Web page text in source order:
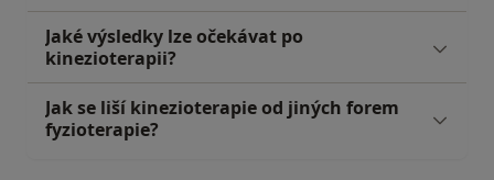
Jaké výsledky lze očekávat po
kinezioterapii?
Jak se liší kinezioterapie od jiných forem
fyzioterapie?